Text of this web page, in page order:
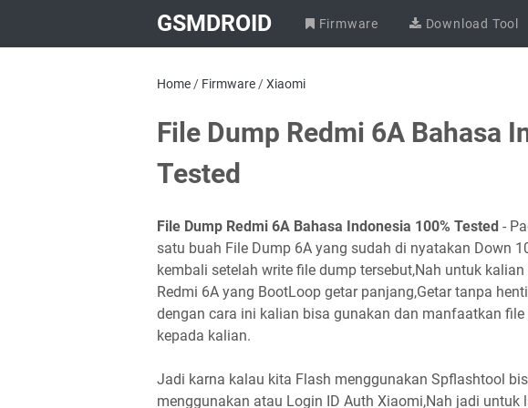
GSMDROID Firmware Download Tool
Home / Firmware /Xiaomi
File Dump Redmi 6A Bahasa
Tested
File Dump Redmi 6A Bahasa Indonesia 100% Tested -
satu buah File Dump 6A yang sudah di nyatakan Down
kembali setelah write file dump tersebut,Nah untuk
Redmi 6A yang BootLoop getar panjang,Getar tanpa
dengan cara ini kalian bisa gunakan dan manfaatkan
kepada kalian.
Jadi karna kalau kita Flash menggunakan Spflashtool
menggunakan atau Login ID Auth Xiaomi,Nah jadi